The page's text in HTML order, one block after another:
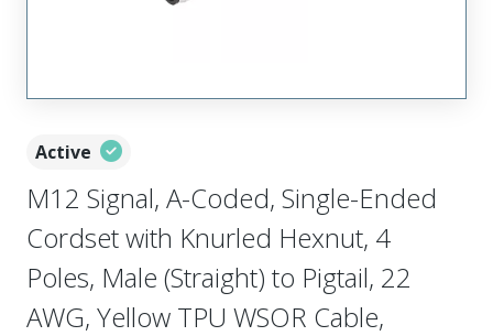
Active
M12 Signal, A-Coded, Single-Ended
Cordset with Knurled Hexnut, 4
Poles, Male (Straight) to Pigtail, 22
AWG, Yellow TPU WSOR Cable,